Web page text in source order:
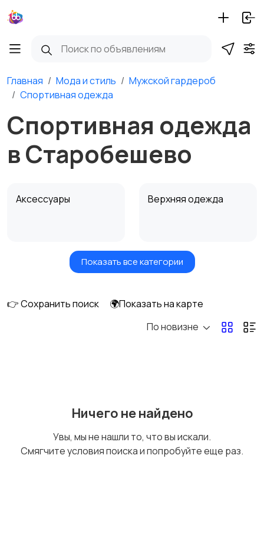
Главная Мода и стиль
Мужской гардероб
Спортивная одежда
Спортивная одежда
в Старобешево
Аксессуары Верхняя одежда
Головные уборы Домашняя одежда
Нижнее белье
Показать все категории
👉 Сохранить поиск
🌍Показать на карте
По новизне
Ничего не найдено
Увы, мы не нашли то, что вы искали.
Смягчите условия поиска и попробуйте еще раз.